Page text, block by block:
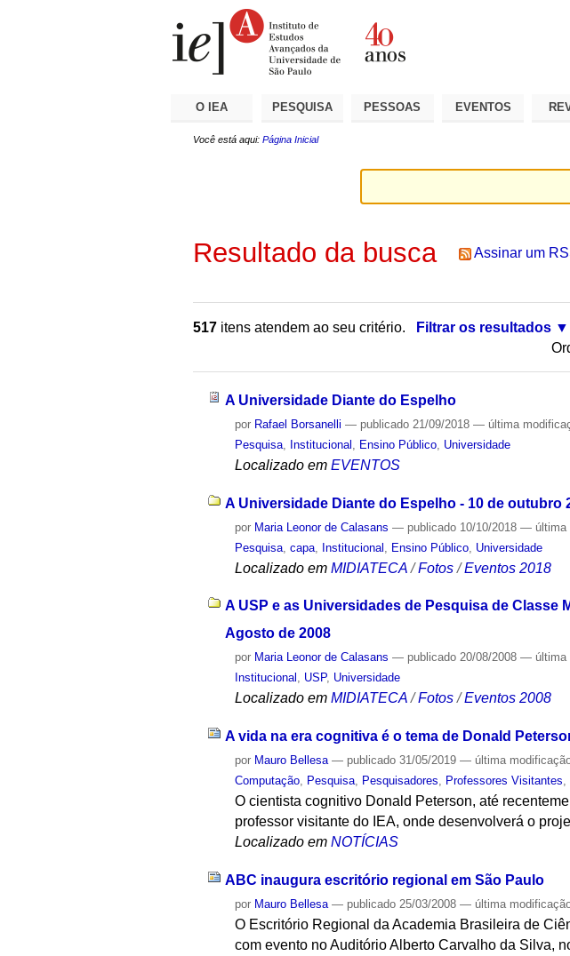
O IEA PESQUISA PESSOAS EVENTOS
Você está aqui: Página Inicial
Resultado da busca Assinar um
517 itens atendem ao seu critério.
Filtrar os resultados
A Universidade Diante do Espelho
por Rafael Borsanelli — publicado 21/09/2018— última
Pesquisa
Institucional Ensino Público Universidade
Localizado em EVENTOS
A Universidade Diante do Espelho - 10 de outubro
por Maria Leonor de Calasans — publicado 10/10/2018— última
Pesquisa ,capa Institucional Ensino Público Universidade
Localizado em MIDIATECA /Fotos /Eventos 2018
A USP e as Universidades de Pesquisa de Classe
Agosto de 2008
por Maria Leonor de Calasans — publicado 20/08/2008— última
Institucional , USP, Universidade
Localizado em MIDIATECA /Fotos /Eventos 2008
A vida na era cognitiva é o tema de Donald
por Mauro Bellesa — publicado 31/05/2019— última
Computação, Pesquisa, Pesquisadores, Professores Visitantes,
O cientista cognitivo Donald Peterson, até
professor visitante do IEA, onde desenvolverá o
Localizado em NOTÍCIAS
ABC inaugura escritório regional em São Paulo
por Mauro Bellesa — publicado 25/03/2008— última
O Escritório Regional da Academia Brasileira de
com evento no Auditório Alberto Carvalho da Silva,